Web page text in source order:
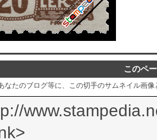
このペ
なたのブログ等に、この切手のサムネイル画